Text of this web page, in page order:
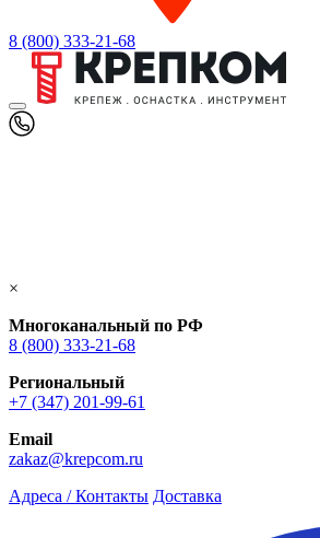
8 (800) 333-21-68
×
Многоканальный по РФ
8 (800) 333‑21-68
Региональный
+7 (347) 201-99-61
Email
zakaz@krepcom.ru
Адреса / Контакты Доставка